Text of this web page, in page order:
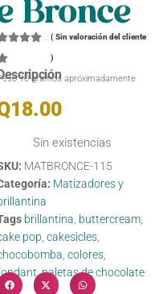
Bronce
(Sin valoración del cliente
)
10 gramos aproximadamente
18.00
Sin existencias
MATBRONCE-115
Matizadores y
brillantina buttercream
pop ,cakesicles
,colores
,paletas de chocolate